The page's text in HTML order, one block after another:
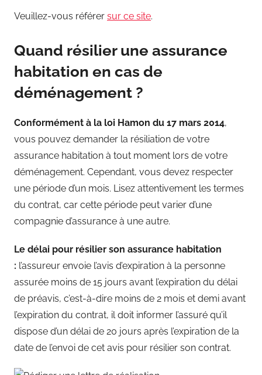
Veuillez-vous référer sur ce site.
Quand résilier une assurance
habitation en cas de
déménagement ?
Conformément à la loi Hamon du 17 mars 2014,
vous pouvez demander la résiliation de votre
assurance habitation à tout moment lors de votre
déménagement. Cependant, vous devez respecter
une période d’un mois. Lisez attentivement les termes
du contrat, car cette période peut varier d’une
compagnie d’assurance à une autre.
Le délai pour résilier son assurance habitation
: l’assureur envoie l’avis d’expiration à la personne
assurée moins de 15 jours avant l’expiration du délai
de préavis, c’est-à-dire moins de 2 mois et demi avant
l’expiration du contrat, il doit informer l’assuré qu’il
dispose d’un délai de 20 jours après l’expiration de la
date de l’envoi de cet avis pour résilier son contrat.